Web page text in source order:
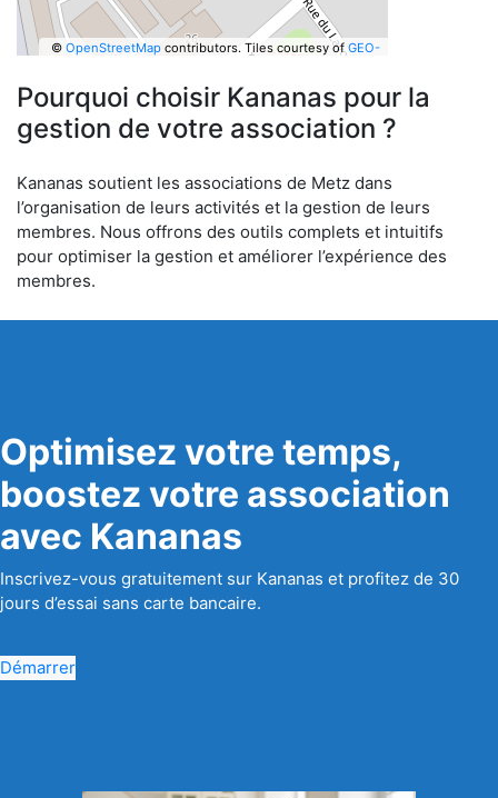
© OpenStreetMapcontributors. Tiles courtesy of GEO-
Pourquoi choisir Kananas pour la
gestion de votre association ?
Kananas soutient les associations de Metz dans
l’organisation de leurs activités et la gestion de leurs
membres. Nous offrons des outils complets et intuitifs
pour optimiser la gestion et améliorer l’expérience des
membres.
Optimisez votre temps,
boostez votre association
avec Kananas
Inscrivez-vous gratuitement sur Kananas et profitez de 30
jours d’essai sans carte bancaire.
Démarrer